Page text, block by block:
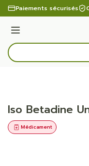
Aller au contenu
Paiements sécurisés
Menu
Rechercher
Iso Betadine
Médicament